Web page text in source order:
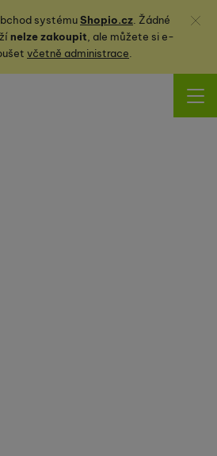
systémuShopio.cz. Žádné
nelze zakoupit, ale můžete sie-
včetně administrace.
Zavřít